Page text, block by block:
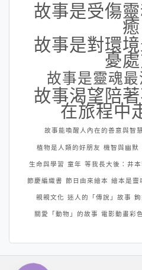
故事是受傷
癒
故事是對環
憂
故事是靈魂
故事渴望陪
在旅程中
故事能喚醒人內在的善意與智
植物是人類的好朋友 機智與幽默
生命與學習 童年 等我長大後：井
節慶編織書 節日由來繪本 繪本是靈
親親文化 迷人的「傳說」故事
關愛「動物」的故事 電影動畫彩